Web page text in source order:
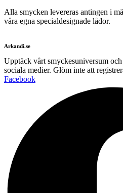
Alla smycken levereras antingen i
våra egna specialdesignade lådor.
Arkandi.se
Upptäck vårt smyckesuniversum
sociala medier. Glöm inte att
Facebook